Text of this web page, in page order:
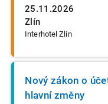
25.11.2026
Zlín
Interhotel Zlín
Nový zákon o
hlavní změny